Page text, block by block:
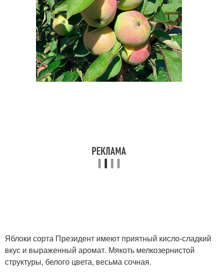
Яблоки сорта Президент имеют приятный кисло-сладкий
вкус и выраженный аромат. Мякоть мелкозернистой
структуры, белого цвета, весьма сочная.